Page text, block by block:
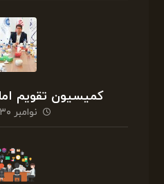
کمیسیون تقویم
نوامبر ۳۰, ۲۰۲۰